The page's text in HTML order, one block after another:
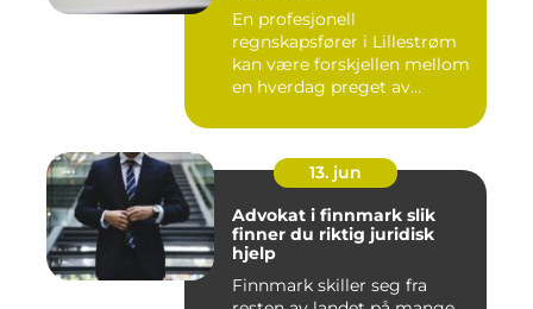
En profesjonell
regnskapsfører i Lillestrøm
kan være forskjellen mellom
en hverdag preget av
13. jun
Advokat i finnmark slik
finner du riktig juridisk
hjelp
Finnmark skiller seg fra